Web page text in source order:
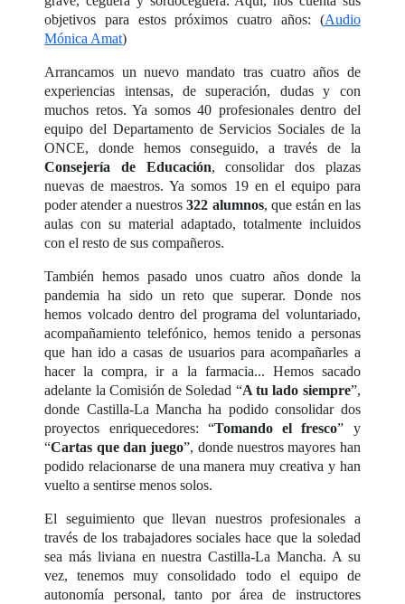
objetivos para estos próximos cuatro años: (Audio
Mónica Amat)
Arrancamos un nuevo mandato tras cuatro años de
experiencias intensas, de superación, dudas y con
muchos retos. Ya somos 40 profesionales dentro del
equipo del Departamento de Servicios Sociales de la
ONCE, donde hemos conseguido, a través de la
Consejería de Educación, consolidar dos plazas
nuevas de maestros. Ya somos 19 en el equipo para
poder atender a nuestros322 alumnos, que están en las
aulas con su material adaptado, totalmente incluidos
con el resto de sus compañeros.
También hemos pasado unos cuatro años donde la
pandemia ha sido un reto que superar. Donde nos
hemos volcado dentro del programa del voluntariado,
acompañamiento telefónico, hemos tenido a personas
que han ido a casas de usuarios para acompañarles a
hacer la compra, ir a la farmacia... Hemos sacado
adelante la Comisión de Soledad “A tu lado siempre”,
donde Castilla-La Mancha ha podido consolidar dos
proyectos enriquecedores: “Tomando el fresco” y
“Cartas que dan juego”, donde nuestros mayores han
podido relacionarse de una manera muy creativa y han
vuelto a sentirse menos solos.
El seguimiento que llevan nuestros profesionales a
través de los trabajadores sociales hace que la soledad
sea más liviana en nuestra Castilla-La Mancha. A su
vez, tenemos muy consolidado todo el equipo de
autonomía personal, tanto por área de instructores